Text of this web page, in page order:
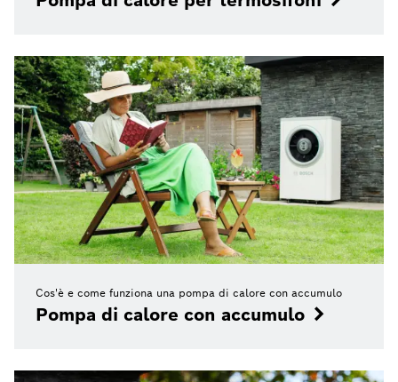
Cos'è e come funziona una pompa di calore con accumulo
Pompa di calore con accumulo